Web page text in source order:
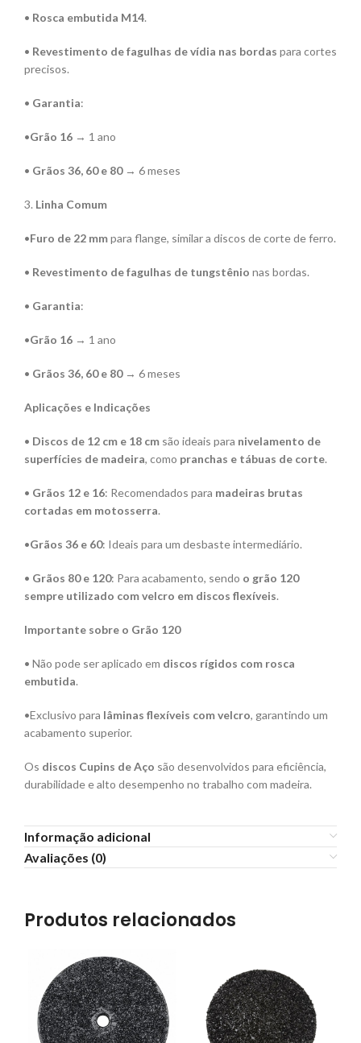
• Rosca embutida M14.
• Revestimento de fagulhas de vídia nas bordas para cortes
precisos.
• Garantia:
•Grão 16 → 1 ano
• Grãos 36, 60 e 80→ 6 meses
3. Linha Comum
•Furo de 22 mmpara flange, similar a discos de corte de ferro.
• Revestimento de fagulhas de tungstênio nas bordas.
• Garantia:
•Grão 16 → 1 ano
• Grãos 36, 60 e 80→ 6 meses
Aplicações e Indicações
• Discos de 12 cm e 18 cm são ideais para nivelamento de
superfícies de madeira, como pranchas e tábuas de corte.
• Grãos 12 e 16: Recomendados para madeiras brutas
cortadas em motosserra.
•Grãos 36 e 60: Ideais para um desbaste intermediário.
• Grãos 80 e 120: Para acabamento, sendo o grão 120
sempre utilizado com velcro em discos flexíveis.
Importante sobre o Grão 120
• Não pode ser aplicado em discos rígidos com rosca
embutida.
•Exclusivo para lâminas flexíveis com velcro, garantindo um
acabamento superior.
Os discos Cupins de Aço são desenvolvidos para eficiência,
durabilidade e alto desempenho no trabalho com madeira.
Informação adicional
Avaliações (0)
Produtos relacionados